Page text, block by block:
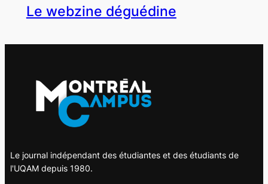
Le webzine déguédine
Le journal indépendant des étudiantes et des étudiants de
l'UQAM depuis 1980.